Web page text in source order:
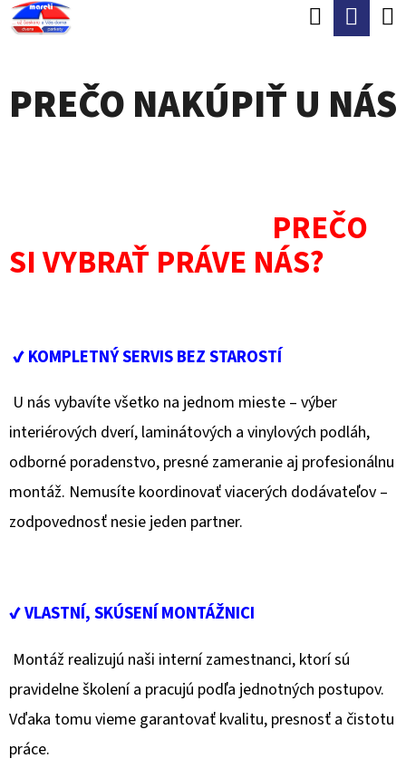
Prejsť
Hľadať
PREČO NAKÚPIŤ U NÁS
PREČO
SI VYBRAŤ PRÁVE NÁS?
✔ KOMPLETNÝ SERVIS BEZ STAROSTÍ
U nás vybavíte všetko na jednom mieste – výber
interiérových dverí, laminátových a vinylových podláh,
odborné poradenstvo, presné zameranie aj profesionálnu
montáž. Nemusíte koordinovať viacerých dodávateľov –
zodpovednosť nesie jeden partner.
✔ VLASTNÍ, SKÚSENÍ MONTÁŽNICI
Montáž realizujú naši interní zamestnanci, ktorí sú
pravidelne školení a pracujú podľa jednotných postupov.
Vďaka tomu vieme garantovať kvalitu, presnosť a čistotu
práce.
K
O
Č
R
U
E
T
E
N
Á
Ť
?